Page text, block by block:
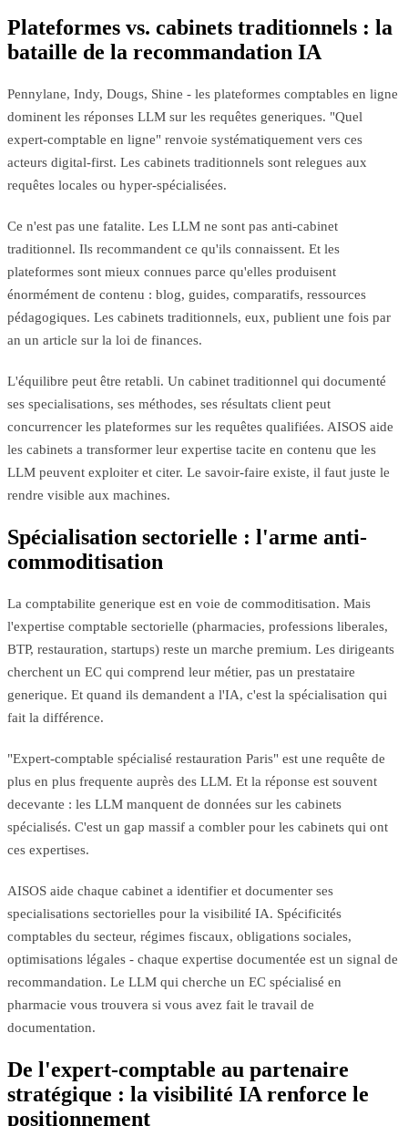
Plateformes vs. cabinets traditionnels : la
bataille de la recommandation IA
Pennylane, Indy, Dougs, Shine - les plateformes comptables en ligne
dominent les réponses LLM sur les requêtes generiques. "Quel
expert-comptable en ligne" renvoie systématiquement vers ces
acteurs digital-first. Les cabinets traditionnels sont relegues aux
requêtes locales ou hyper-spécialisées.
Ce n'est pas une fatalite. Les LLM ne sont pas anti-cabinet
traditionnel. Ils recommandent ce qu'ils connaissent. Et les
plateformes sont mieux connues parce qu'elles produisent
énormément de contenu : blog, guides, comparatifs, ressources
pédagogiques. Les cabinets traditionnels, eux, publient une fois par
an un article sur la loi de finances.
L'équilibre peut être retabli. Un cabinet traditionnel qui documenté
ses specialisations, ses méthodes, ses résultats client peut
concurrencer les plateformes sur les requêtes qualifiées. AISOS aide
les cabinets a transformer leur expertise tacite en contenu que les
LLM peuvent exploiter et citer. Le savoir-faire existe, il faut juste le
rendre visible aux machines.
Spécialisation sectorielle : l'arme anti-
commoditisation
La comptabilite generique est en voie de commoditisation. Mais
l'expertise comptable sectorielle (pharmacies, professions liberales,
BTP, restauration, startups) reste un marche premium. Les dirigeants
cherchent un EC qui comprend leur métier, pas un prestataire
generique. Et quand ils demandent a l'IA, c'est la spécialisation qui
fait la différence.
"Expert-comptable spécialisé restauration Paris" est une requête de
plus en plus frequente auprès des LLM. Et la réponse est souvent
decevante : les LLM manquent de données sur les cabinets
spécialisés. C'est un gap massif a combler pour les cabinets qui ont
ces expertises.
AISOS aide chaque cabinet a identifier et documenter ses
specialisations sectorielles pour la visibilité IA. Spécificités
comptables du secteur, régimes fiscaux, obligations sociales,
optimisations légales - chaque expertise documentée est un signal de
recommandation. Le LLM qui cherche un EC spécialisé en
pharmacie vous trouvera si vous avez fait le travail de
documentation.
De l'expert-comptable au partenaire
stratégique : la visibilité IA renforce le
positionnement